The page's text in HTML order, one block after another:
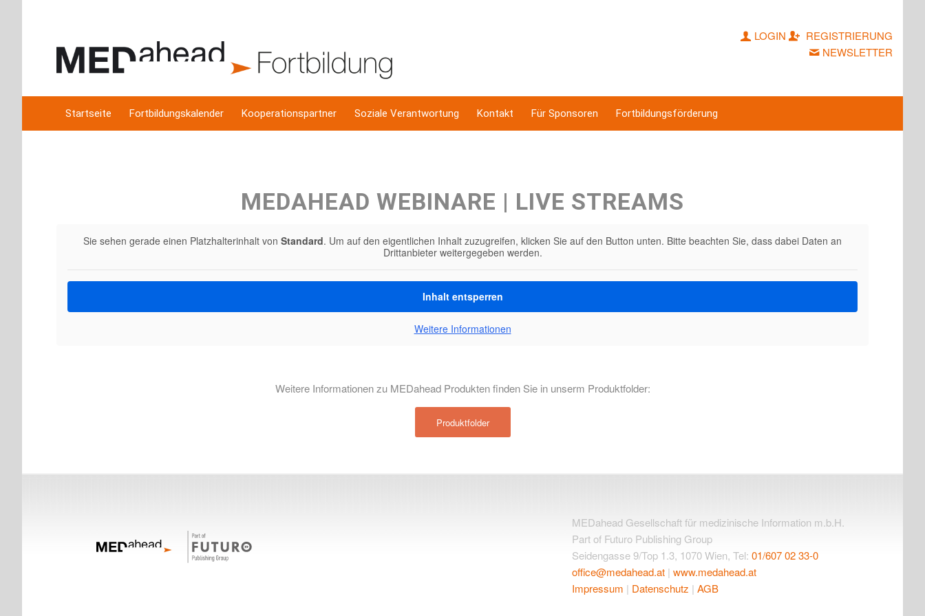
LOGIN
REGISTRIERUNG
NEWSLETTER
Startseite Fortbildungskalender Kooperationspartner Soziale Verantwortung Kontakt Für Sponsoren Fortbildungsförderung
MEDAHEAD WEBINARE | LIVE STREAMS
Sie sehen gerade einen Platzhalterinhalt von Standard. Um auf den eigentlichen Inhalt zuzugreifen, klicken Sie auf den Button unten. Bitte beachten Sie, dass dabei Daten an
Drittanbieter weitergegeben werden.
Inhalt entsperren
Weitere Informationen
Weitere Informationen zu MEDahead Produkten finden Sie in unserm Produktfolder:
Produktfolder
MEDahead Gesellschaft für medizinische Information m.b.H.
Part of Futuro Publishing Group
Seidengasse 9/Top 1.3, 1070 Wien, Tel: 01/607 02 33-0
office@medahead.at| www.medahead.at
Impressum | Datenschutz | AGB